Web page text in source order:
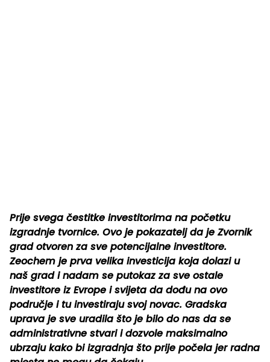
Prije svega čestitke investitorima na početku
izgradnje tvornice. Ovo je pokazatelj da je Zvornik
grad otvoren za sve potencijalne investitore.
Zeochem je prva velika investicija koja dolazi u
naš grad i nadam se putokaz za sve ostale
investitore iz Evrope i svijeta da dođu na ovo
područje i tu investiraju svoj novac. Gradska
uprava je sve uradila što je bilo do nas da se
administrativne stvari i dozvole maksimalno
ubrzaju kako bi izgradnja što prije počela jer radna